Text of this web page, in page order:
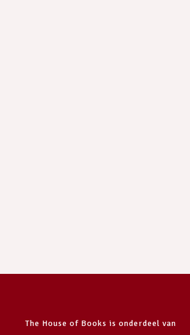
The House of Books is onderdeel van